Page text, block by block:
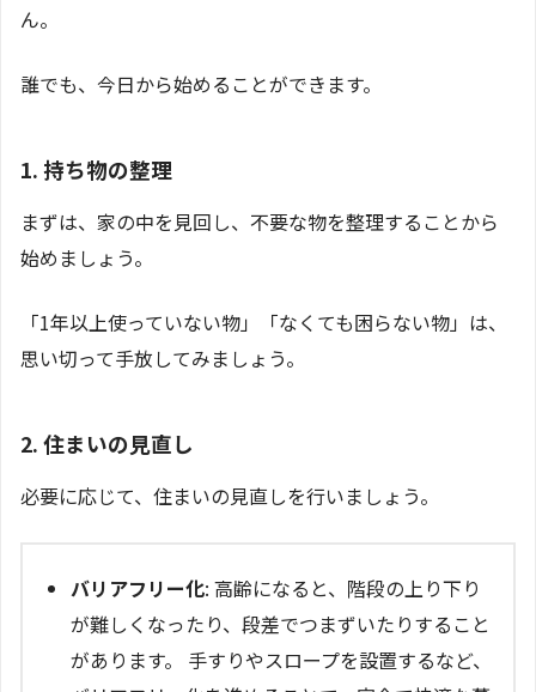
ん。
誰でも、今日から始めることができます。
1. 持ち物の整理
まずは、家の中を見回し、不要な物を整理することから
始めましょう。
「1年以上使っていない物」「なくても困らない物」は、
思い切って手放してみましょう。
2. 住まいの見直し
必要に応じて、住まいの見直しを行いましょう。
バリアフリー化: 高齢になると、階段の上り下り
が難しくなったり、段差でつまずいたりすること
があります。 手すりやスロープを設置するなど、